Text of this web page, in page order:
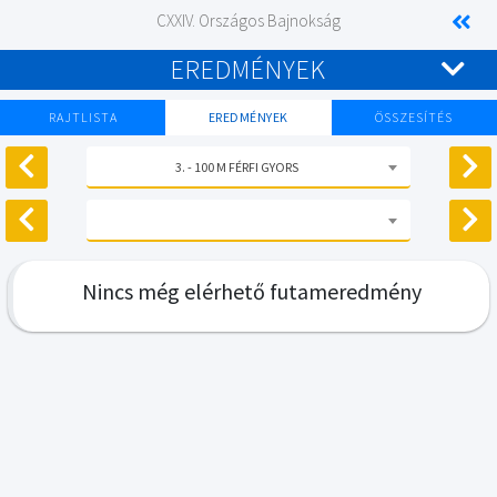
CXXIV. Országos Bajnokság
EREDMÉNYEK
RAJTLISTA EREDMÉNYEK ÖSSZESÍTÉS
3. - 100 M FÉRFI GYORS
Nincs még elérhető futameredmény